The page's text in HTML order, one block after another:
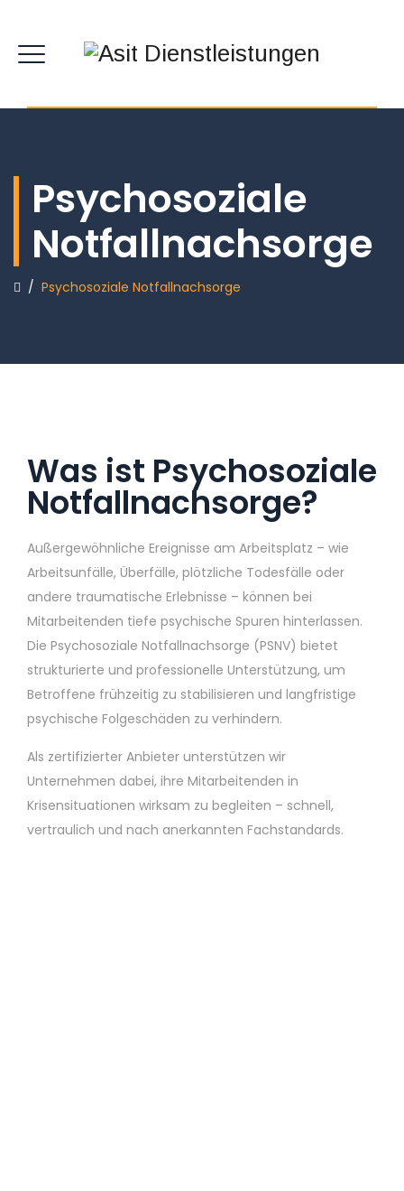
Psychosoziale
Notfallnachsorge
/ Psychosoziale Notfallnachsorge
Was ist Psychosoziale
Notfallnachsorge?
Außergewöhnliche Ereignisse am Arbeitsplatz – wie
Arbeitsunfälle, Überfälle, plötzliche Todesfälle oder
andere traumatische Erlebnisse – können bei
Mitarbeitenden tiefe psychische Spuren hinterlassen.
Die Psychosoziale Notfallnachsorge (PSNV) bietet
strukturierte und professionelle Unterstützung, um
Betroffene frühzeitig zu stabilisieren und langfristige
psychische Folgeschäden zu verhindern.
Als zertifizierter Anbieter unterstützen wir
Unternehmen dabei, ihre Mitarbeitenden in
Krisensituationen wirksam zu begleiten – schnell,
vertraulich und nach anerkannten Fachstandards.